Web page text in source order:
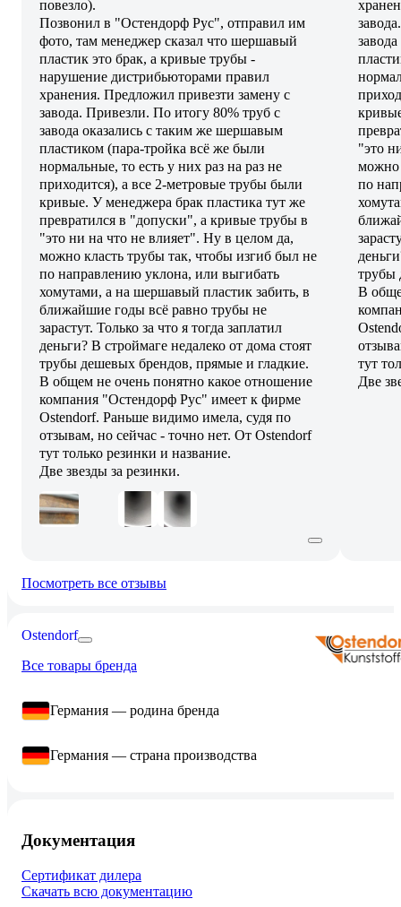
повезло).
Позвонил в "Остендорф Рус", отправил им
фото, там менеджер сказал что шершавый
пластик это брак, а кривые трубы -
нарушение дистрибьюторами правил
хранения. Предложил привезти замену с
завода. Привезли. По итогу 80% труб с
завода оказались с таким же шершавым
пластиком (пара-тройка всё же были
нормальные, то есть у них раз на раз не
приходится), а все 2-метровые трубы были
кривые. У менеджера брак пластика тут же
превратился в "допуски", а кривые трубы в
"это ни на что не влияет". Ну в целом да,
можно класть трубы так, чтобы изгиб был не
по направлению уклона, или выгибать
хомутами, а на шершавый пластик забить, в
ближайшие годы всё равно трубы не
зарастут. Только за что я тогда заплатил
деньги? В строймаге недалеко от дома стоят
трубы дешевых брендов, прямые и гладкие.
В общем не очень понятно какое отношение
компания "Остендорф Рус" имеет к фирме
Ostendorf. Раньше видимо имела, судя по
отзывам, но сейчас - точно нет. От Ostendorf
тут только резинки и название.
Две звезды за резинки.
"это
можно
по
трубы
В
тут
Две
Посмотреть все отзывы
Ostendorf
Все товары бренда
Германия — родина бренда
Германия — страна производства
Документация
Сертификат дилера
Скачать всю документацию